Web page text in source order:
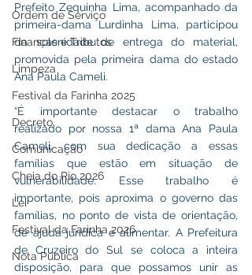
Ordem de Serviço
Finanças e Tributos
Limpeza
Festival da Farinha 2025
Decreto
Comunicação
Cheia do Rio 2026
Lei
Festival da Farinha 2026
Nota Pública
Prefeito Zequinha Lima, acompanhado da
primeira-dama Lurdinha Lima, participou
da solenidade de entrega do material,
promovida pela primeira dama do estado
Ana Paula Cameli.
“É importante destacar o trabalho
realizado por nossa 1ª dama Ana Paula
Cameli, com sua dedicação a essas
famílias que estão em situação de
vulnerabilidade. Esse trabalho é
importante, pois aproxima o governo das
famílias, no ponto de vista de orientação,
de ajuda jurídica e alimentar. A Prefeitura
de Cruzeiro do Sul se coloca a inteira
disposição, para que possamos unir as